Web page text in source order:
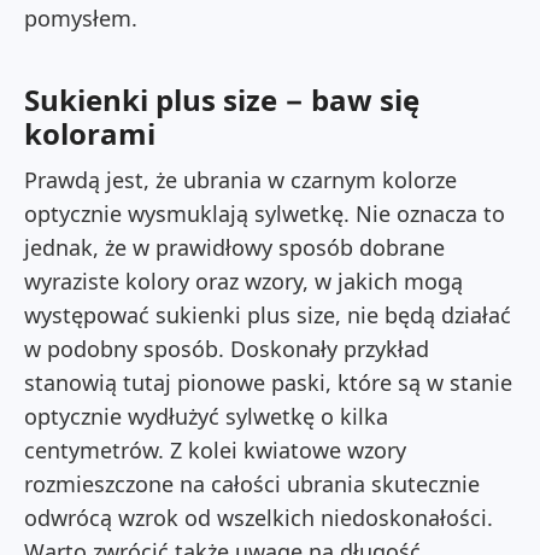
pomysłem.
Sukienki plus size − baw się
kolorami
Prawdą jest, że ubrania w czarnym kolorze
optycznie wysmuklają sylwetkę. Nie oznacza to
jednak, że w prawidłowy sposób dobrane
wyraziste kolory oraz wzory, w jakich mogą
występować sukienki plus size, nie będą działać
w podobny sposób. Doskonały przykład
stanowią tutaj pionowe paski, które są w stanie
optycznie wydłużyć sylwetkę o kilka
centymetrów. Z kolei kwiatowe wzory
rozmieszczone na całości ubrania skutecznie
odwrócą wzrok od wszelkich niedoskonałości.